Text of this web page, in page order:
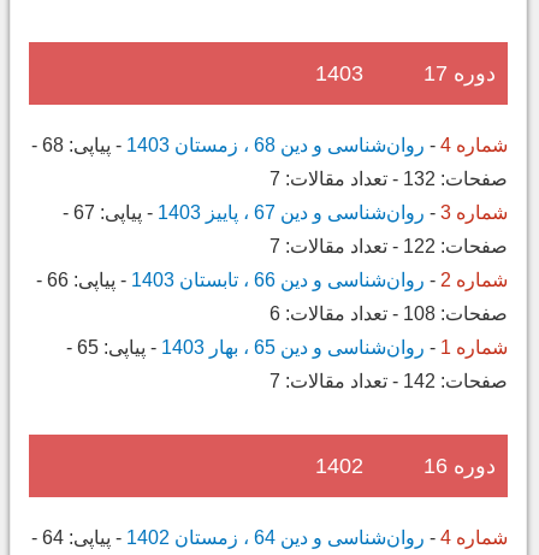
دوره 17 1403
شماره 4 - روان‌شناسی و دین 68 ، زمستان 1403 - پیاپی: 68
-
صفحات: 132
- تعداد مقالات: 7
شماره 3
- روان‌شناسی و دین 67 ، پاییز 1403 - پیاپی: 67
-
صفحات: 122
- تعداد مقالات: 7
شماره 2
- روان‌شناسی و دین 66 ، تابستان 1403 - پیاپی: 66
-
صفحات: 108
- تعداد مقالات: 6
شماره 1
- روان‌شناسی و دین 65 ، بهار 1403 - پیاپی: 65
-
صفحات: 142
- تعداد مقالات: 7
دوره 16 1402
شماره 4 - روان‌شناسی و دین 64 ، زمستان 1402 - پیاپی: 64
-